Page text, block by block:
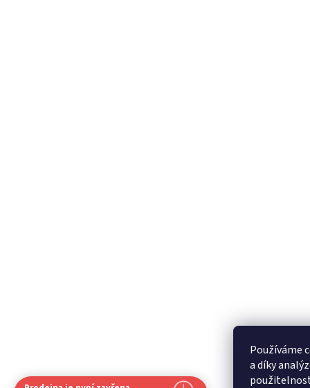
Používáme
a díky